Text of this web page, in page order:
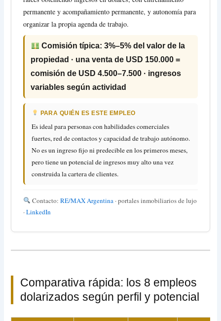
permanente y acompañamiento permanente, y autonomía para
organizar la propia agenda de trabajo.
Comisión típica: 3%–5% del valor de la
propiedad · una venta de USD 150.000 =
comisión de USD 4.500–7.500 · ingresos
variables según actividad
PARA QUIÉN ES ESTE EMPLEO
Es ideal para personas con habilidades comerciales
fuertes, red de contactos y capacidad de trabajo autónomo.
No es un ingreso fijo ni predecible en los primeros meses,
pero tiene un potencial de ingresos muy alto una vez
construida la cartera de clientes.
Contacto:RE/MAX Argentina · portales inmobiliarios de lujo
·LinkedIn
Comparativa rápida: los 8 empleos
dolarizados según perfil y potencial